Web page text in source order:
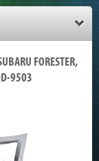
FORESTER,
9503